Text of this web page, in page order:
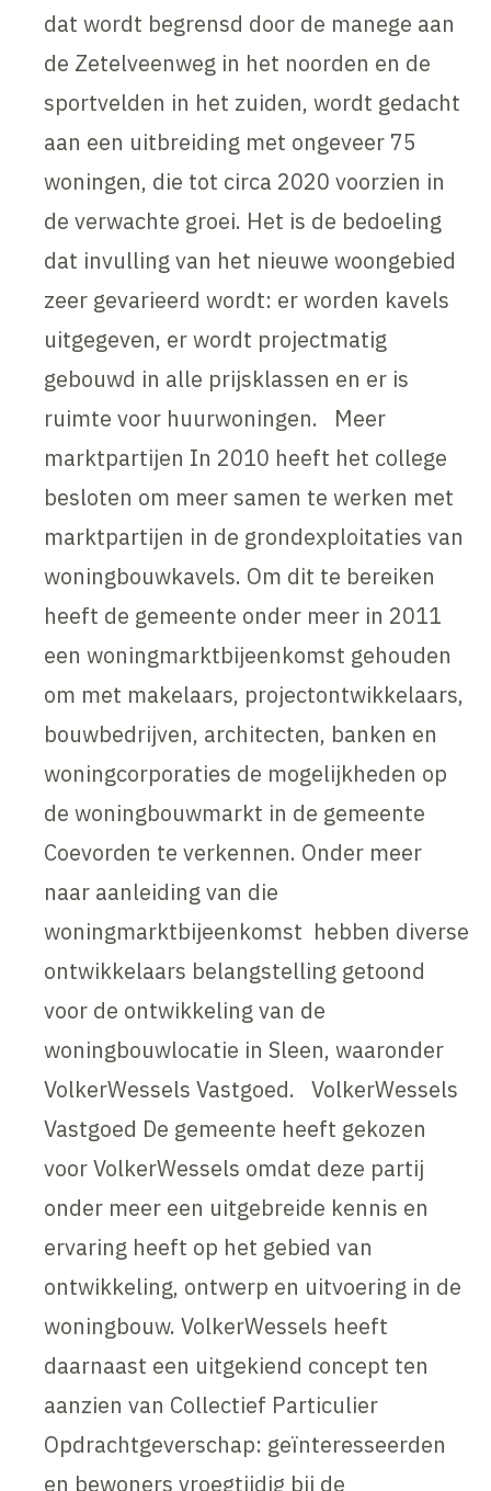
dat wordt begrensd door de manege aan
de Zetelveenweg in het noorden en de
sportvelden in het zuiden, wordt gedacht
aan een uitbreiding met ongeveer 75
woningen, die tot circa 2020 voorzien in
de verwachte groei. Het is de bedoeling
dat invulling van het nieuwe woongebied
zeer gevarieerd wordt: er worden kavels
uitgegeven, er wordt projectmatig
gebouwd in alle prijsklassen en er is
ruimte voor huurwoningen. Meer
marktpartijen In 2010 heeft het college
besloten om meer samen te werken met
marktpartijen in de grondexploitaties van
woningbouwkavels. Om dit te bereiken
heeft de gemeente onder meer in 2011
een woningmarktbijeenkomst gehouden
om met makelaars, projectontwikkelaars,
bouwbedrijven, architecten, banken en
woningcorporaties de mogelijkheden op
de woningbouwmarkt in de gemeente
Coevorden te verkennen. Onder meer
naar aanleiding van die
woningmarktbijeenkomst hebben diverse
ontwikkelaars belangstelling getoond
voor de ontwikkeling van de
woningbouwlocatie in Sleen, waaronder
VolkerWessels Vastgoed. VolkerWessels
Vastgoed De gemeente heeft gekozen
voor VolkerWessels omdat deze partij
onder meer een uitgebreide kennis en
ervaring heeft op het gebied van
ontwikkeling, ontwerp en uitvoering in de
woningbouw. VolkerWessels heeft
daarnaast een uitgekiend concept ten
aanzien van Collectief Particulier
Opdrachtgeverschap: geïnteresseerden
en bewoners vroegtijdig bij de